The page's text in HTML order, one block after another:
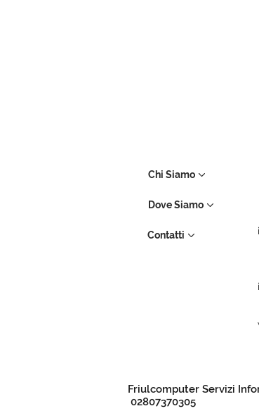
Chi Siamo
Dove Siamo
Contatti
Friulcomputer Servizi
02807370305